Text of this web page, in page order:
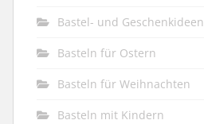
Bastel- und Geschenkideen
Basteln für Ostern
Basteln für Weihnachten
Basteln mit Kindern